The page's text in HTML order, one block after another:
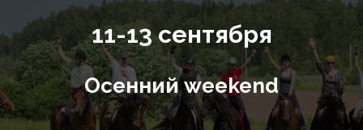
Осенний weekend
11-13 сентября